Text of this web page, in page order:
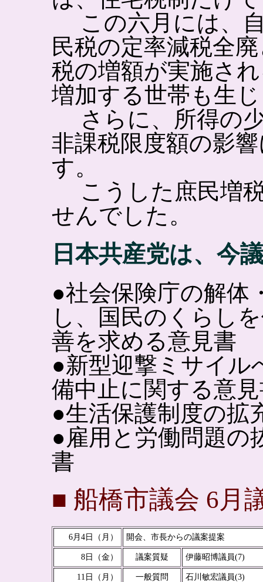
この六月には、
民税の定率減税全
税の増額が実施さ
増加する世帯も生
さらに、所得の
非課税限度額の影
す。
こうした庶民増
せんでした。
日本共産党は、今
●社会保険庁の解体
し、国民のくらし
善を求める意見書
●新型迎撃ミサイル
備中止に関する意
●生活保護制度の拡
●雇用と労働問題の
書
■ 船橋市議会 6月
6月4日（月） 開会、市長からの議案提案
8日（金） 議案質疑 伊藤昭博議員(7)
11日（月） 一般質問 石川敏宏議員(3)